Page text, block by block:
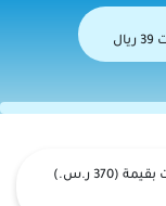
بقيمة (370 ر.س.)